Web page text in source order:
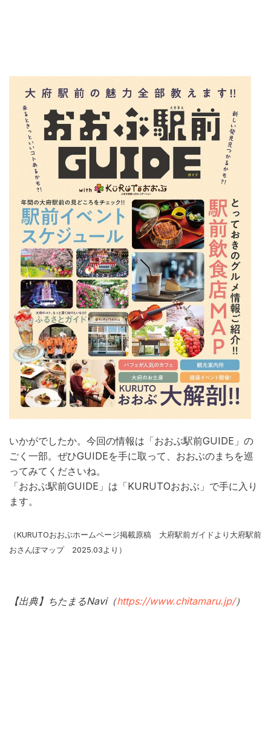
いかがでしたか。今回の情報は「おおぶ駅前GUIDE」の
ごく一部。ぜひGUIDEを手に取って、おおぶのまちを巡
ってみてくださいね。
「おおぶ駅前GUIDE」は「KURUTOおおぶ」で手に入り
ます。
（KURUTOおおぶホームページ掲載原稿 大府駅前ガイドより大府駅前
おさんぽマップ 2025.03より）
【出典】ちたまるNavi（https://www.chitamaru.jp/）